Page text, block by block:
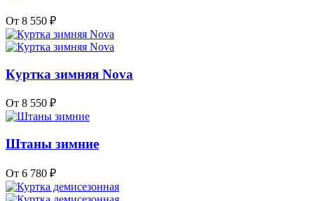
От 8 550 ₽
Куртка зимняя Nova
От 8 550 ₽
Штаны зимние
От 6 780 ₽